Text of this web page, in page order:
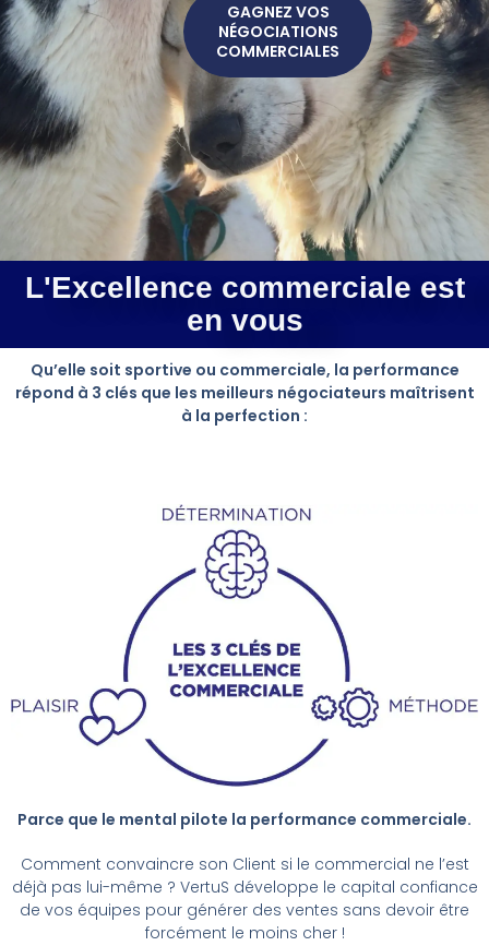
GAGNEZ VOS
NÉGOCIATIONS
COMMERCIALES
L'Excellence commerciale est
en vous
Qu’elle soit sportive ou commerciale, la performance
répond à 3 clés que les meilleurs négociateurs maîtrisent
à la perfection :
Parce que le mental pilote la performance commerciale.
Comment convaincre son Client si le commercial ne l’est
déjà pas lui-même ? VertuS développe le capital confiance
de vos équipes pour générer des ventes sans devoir être
forcément le moins cher !